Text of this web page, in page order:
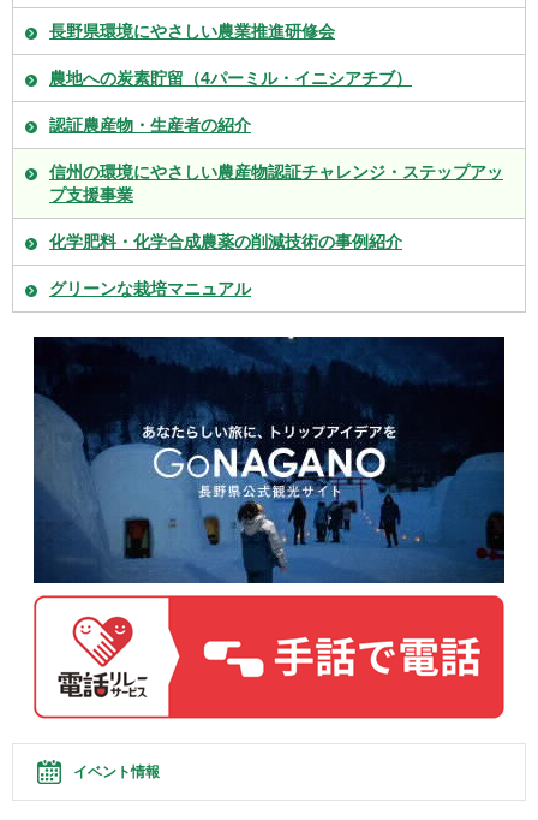
長野県環境にやさしい農業推進研修会
農地への炭素貯留（4パーミル・イニシアチブ）
認証農産物・生産者の紹介
信州の環境にやさしい農産物認証チャレンジ・ステップアッ
プ支援事業
化学肥料・化学合成農薬の削減技術の事例紹介
グリーンな栽培マニュアル
イベント情報